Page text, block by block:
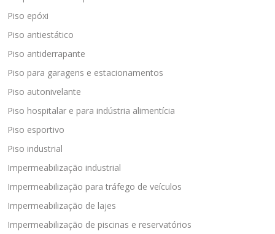
Piso epóxi
Piso antiestático
Piso antiderrapante
Piso para garagens e estacionamentos
Piso autonivelante
Piso hospitalar e para indústria alimentícia
Piso esportivo
Piso industrial
Impermeabilização industrial
Impermeabilização para tráfego de veículos
Impermeabilização de lajes
Impermeabilização de piscinas e reservatórios